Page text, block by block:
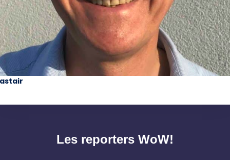
Les reporters WoW!